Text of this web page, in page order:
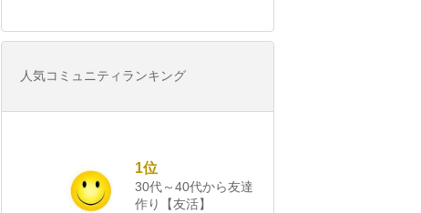
人気コミュニティランキング
1位
30代～40代から友達
作り【友活】